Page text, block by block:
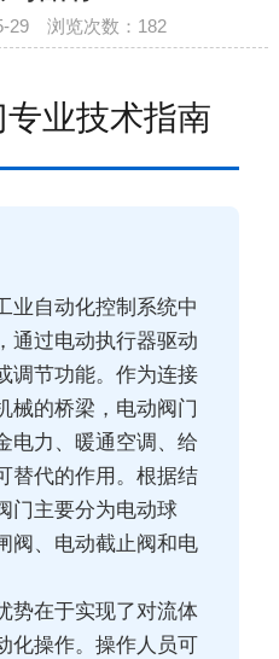
29 浏览次数： 182
业技术指南
业自动化控制系统中
通过电动执行器驱动
调节功能。作为连接
械的桥梁，电动阀门
电力、暖通空调、给
替代的作用。根据结
门主要分为电动球
阀、电动截止阀和电
势在于实现了对流体
化操作。操作人员可